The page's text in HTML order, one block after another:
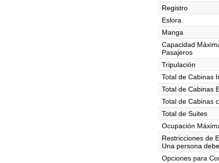
Registro
Eslora
Manga
Capacidad
Pasajeros
Tripulación
Total de Cabinas
Total de Cabinas
Total de Cabinas
Total de Suites
Ocupación
Restricciones de
Una persona
Opciones para